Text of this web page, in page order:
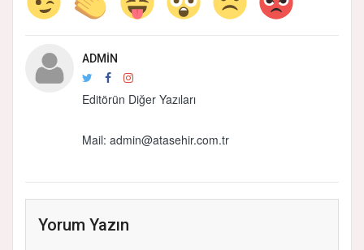
ADMIN
Editörün Diğer Yazıları
Mail: admin@atasehir.com.tr
Yorum Yazın